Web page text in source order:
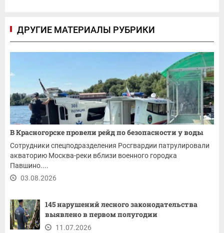
ДРУГИЕ МАТЕРИАЛЫ РУБРИКИ
В Красногорске провели рейд по безопасности у воды
Сотрудники спецподразделения Росгвардии патрулировали
акваторию Москва-реки вблизи военного городка
Павшино....
03.08.2026
145 нарушений лесного законодательства
выявлено в первом полугодии
11.07.2026